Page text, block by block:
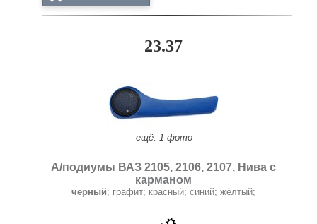
23.37
ещё: 1 фото
А/подиумы ВАЗ 2105, 2106, 2107, Нива с
карманом
черный; графит; красный; синий; жёлтый;